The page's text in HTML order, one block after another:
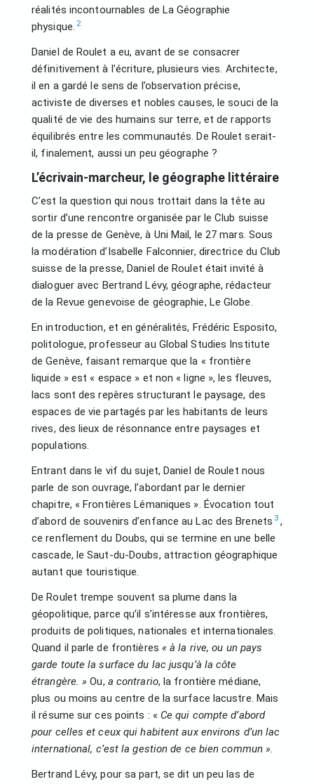
réalités incontournables de La Géographie
physique. 2
Daniel de Roulet a eu, avant de se consacrer
définitivement à l’écriture, plusieurs vies. Architecte,
il en a gardé le sens de l’observation précise,
activiste de diverses et nobles causes, le souci de la
qualité de vie des humains sur terre, et de rapports
équilibrés entre les communautés. De Roulet serait-
il, finalement, aussi un peu géographe ?
L’écrivain-marcheur, le géographe littéraire
C’est la question qui nous trottait dans la tête au
sortir d’une rencontre organisée par le Club suisse
de la presse de Genève, à Uni Mail, le 27 mars. Sous
la modération d’Isabelle Falconnier, directrice du Club
suisse de la presse, Daniel de Roulet était invité à
dialoguer avec Bertrand Lévy, géographe, rédacteur
de la Revue genevoise de géographie, Le Globe.
En introduction, et en généralités, Frédéric Esposito,
politologue, professeur au Global Studies Institute
de Genève, faisant remarque que la « frontière
liquide » est « espace » et non « ligne », les fleuves,
lacs sont des repères structurant le paysage, des
espaces de vie partagés par les habitants de leurs
rives, des lieux de résonnance entre paysages et
populations.
Entrant dans le vif du sujet, Daniel de Roulet nous
parle de son ouvrage, l’abordant par le dernier
chapitre, « Frontières Lémaniques ». Évocation tout
d’abord de souvenirs d’enfance au Lac des Brenets 3 ,
ce renflement du Doubs, qui se termine en une belle
cascade, le Saut-du-Doubs, attraction géographique
autant que touristique.
De Roulet trempe souvent sa plume dans la
géopolitique, parce qu’il s’intéresse aux frontières,
produits de politiques, nationales et internationales.
Quand il parle de frontières « à la rive, ou un pays
garde toute la surface du lac jusqu’à la côte
étrangère. »Ou, a contrario, la frontière médiane,
plus ou moins au centre de la surface lacustre. Mais
il résume sur ces points : « Ce qui compte d’abord
pour celles et ceux qui habitent aux environs d’un lac
international, c’est la gestion de ce bien commun ».
Bertrand Lévy, pour sa part, se dit un peu las de